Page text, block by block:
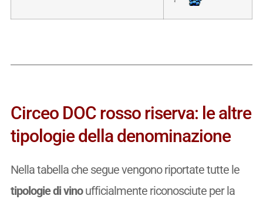
Circeo DOC rosso riserva: le altre
tipologie della denominazione
Nella tabella che segue vengono riportate tutte le
tipologie di vinoufficialmente riconosciute per la